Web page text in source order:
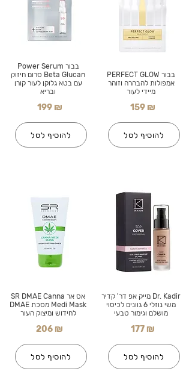
בבור Power Serum
Beta Glucan סרום חיזוק
עם בטא גלוקן לעור קורן
ובריא
199 ₪
להוסיף לסל
אס אר SR DMAE Canna
Medi Mask מסכת DMAE
לחידוש ומיצוק העור
206 ₪
להוסיף לסל
בבור PERFECT GLOW
אמפולות להבהרה וזוהר
מיידי לעור
159 ₪
להוסיף לסל
Dr. Kadir מייק אפ דר' קדיר
משי נוזלי 6 גוונים לכיסוי
מושלם וגימור טבעי
177 ₪
להוסיף לסל